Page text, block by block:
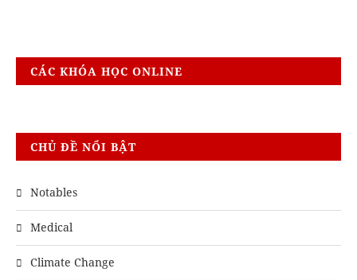
CÁC KHÓA HỌC ONLINE
CHỦ ĐỀ NỔI BẬT
Notables
Medical
Climate Change